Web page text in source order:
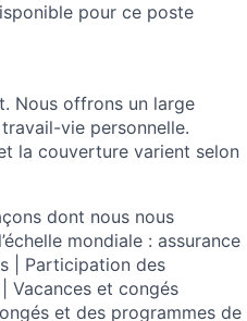
pour ce poste
Nous offrons un large
vie personnelle.
la couverture varient selon
dont nous nous
mondiale : assurance
| Participation des
Vacances et congés
et des programmes de